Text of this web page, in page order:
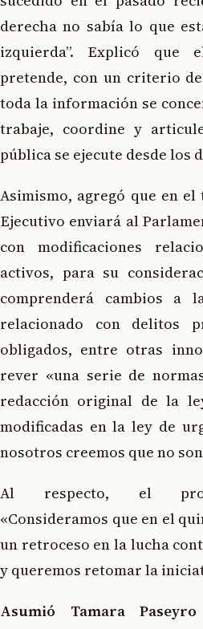
derecha no sabía lo que
izquierda”. Explicó que
pretende, con un criterio
toda la información se
trabaje, coordine y
pública se ejecute desde los
Asimismo, agregó que en
Ejecutivo enviará al
con modificaciones
activos, para su
comprenderá cambios a
relacionado con delitos
obligados, entre otras
rever «una serie de
redacción original de la
modificadas en la ley de
nosotros creemos que no
Al respecto, el
«Consideramos que en el
un retroceso en la lucha
y queremos retomar la
Asumió Tamara